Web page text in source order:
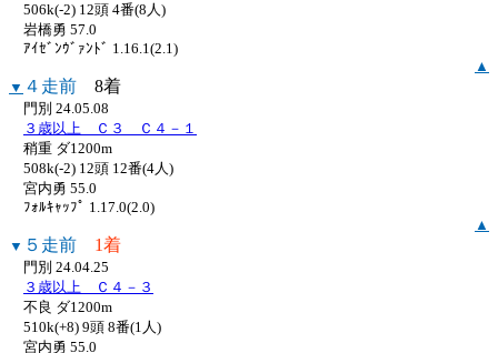
506k(-2) 12頭 4番(8人)
岩橋勇 57.0
ｱｲｾﾞﾝｳﾞｧﾝﾄﾞ 1.16.1(2.1)
▲
▼ ４走前 8着
門別 24.05.08
３歳以上 Ｃ３ Ｃ４－１
稍重 ダ1200m
508k(-2) 12頭 12番(4人)
宮内勇 55.0
ﾌｫﾙｷｬｯﾌﾟ 1.17.0(2.0)
▲
▼ ５走前 1着
門別 24.04.25
３歳以上 Ｃ４－３
不良 ダ1200m
510k(+8) 9頭 8番(1人)
宮内勇 55.0